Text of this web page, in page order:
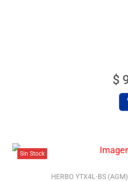
$
Sin Stock
HERBO YTX4L-BS